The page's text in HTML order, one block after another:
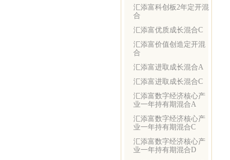
汇添富科创板2年定开混
合
汇添富优质成长混合C
汇添富价值创造定开混
合
汇添富进取成长混合A
汇添富进取成长混合C
汇添富数字经济核心产
业一年持有期混合A
汇添富数字经济核心产
业一年持有期混合C
汇添富数字经济核心产
业一年持有期混合D